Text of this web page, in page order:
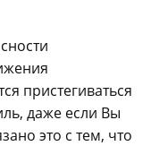
пристегиваться
даже если Вы
это с тем, что